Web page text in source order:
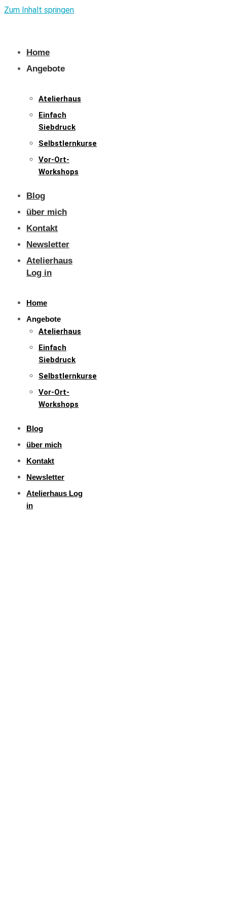
Zum Inhalt springen
Home
Angebote
Atelierhaus
Einfach
Siebdruck
Selbstlernkurse
Vor-Ort-
Workshops
Blog
über mich
Kontakt
Newsletter
Atelierhaus
Log in
Home
Angebote
Atelierhaus
Einfach
Siebdruck
Selbstlernkurse
Vor-Ort-
Workshops
Blog
über mich
Kontakt
Newsletter
Atelierhaus Log
in